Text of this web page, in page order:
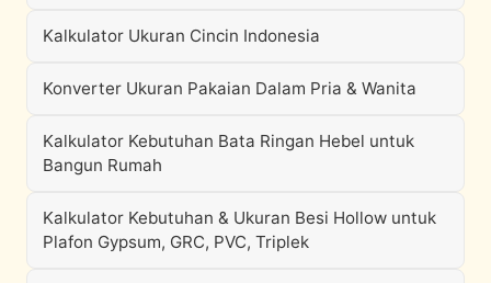
Kalkulator Ukuran Cincin Indonesia
Konverter Ukuran Pakaian Dalam Pria & Wanita
Kalkulator Kebutuhan Bata Ringan Hebel untuk
Bangun Rumah
Kalkulator Kebutuhan & Ukuran Besi Hollow untuk
Plafon Gypsum, GRC, PVC, Triplek